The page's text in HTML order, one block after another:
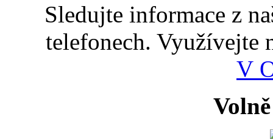
Sledujte informace z
telefonech. Využívejte
V